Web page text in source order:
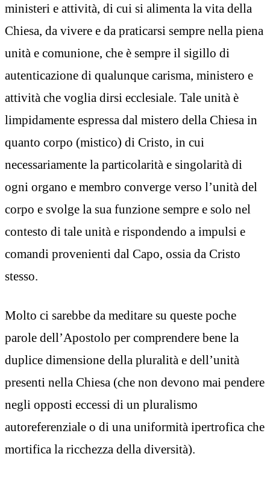
ministeri e attività, di cui si alimenta la vita della
Chiesa, da vivere e da praticarsi sempre nella piena
unità e comunione, che è sempre il sigillo di
autenticazione di qualunque carisma, ministero e
attività che voglia dirsi ecclesiale. Tale unità è
limpidamente espressa dal mistero della Chiesa in
quanto corpo (mistico) di Cristo, in cui
necessariamente la particolarità e singolarità di
ogni organo e membro converge verso l’unità del
corpo e svolge la sua funzione sempre e solo nel
contesto di tale unità e rispondendo a impulsi e
comandi provenienti dal Capo, ossia da Cristo
stesso.
Molto ci sarebbe da meditare su queste poche
parole dell’Apostolo per comprendere bene la
duplice dimensione della pluralità e dell’unità
presenti nella Chiesa (che non devono mai pendere
negli opposti eccessi di un pluralismo
autoreferenziale o di una uniformità ipertrofica che
mortifica la ricchezza della diversità).